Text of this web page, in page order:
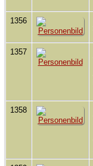
1356
1357
1358